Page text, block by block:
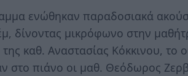
ενώθηκαν παραδοσιακά
δίνοντας μικρόφωνο στην
της καθ. Αναστασίας Κόκκινου,
στο πιάνο οι μαθ. Θεόδωρος